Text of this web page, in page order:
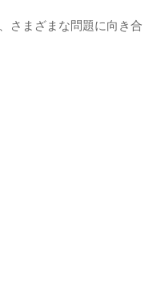
さまざまな問題に向き合